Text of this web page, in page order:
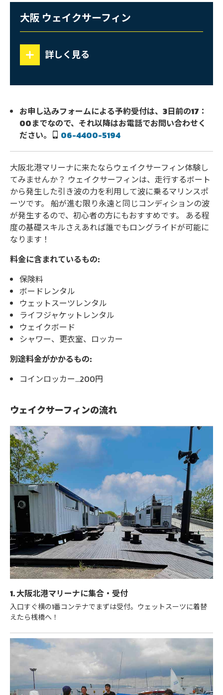
ク
サ
ー
フ
ィ
ン
大阪 ウェイクサーフィン
詳しく見る
お申し込みフォームによる予約受付は、3日前の17：
00までなので、それ以降はお電話でお問い合わせく
ださい。
06-4400-5194
大阪北港マリーナに来たならウェイクサーフィン体験し
てみませんか？ ウェイクサーフィンは、走行するボート
から発生した引き波の力を利用して波に乗るマリンスポ
ーツです。 船が進む限り永遠と同じコンディションの波
が発生するので、初心者の方にもおすすめです。 ある程
度の基礎スキルさえあれば誰でもロングライドが可能に
なります！
料金に含まれているもの:
保険料
ボードレンタル
ウェットスーツレンタル
ライフジャケットレンタル
ウェイクボード
シャワー、更衣室、ロッカー
別途料金がかかるもの:
コインロッカー...200円
ウェイクサーフィンの流れ
1. 大阪北港マリーナに集合・受付
入口すぐ横の1番コンテナでまずは受付。ウェットスーツに着替
えたら桟橋へ！